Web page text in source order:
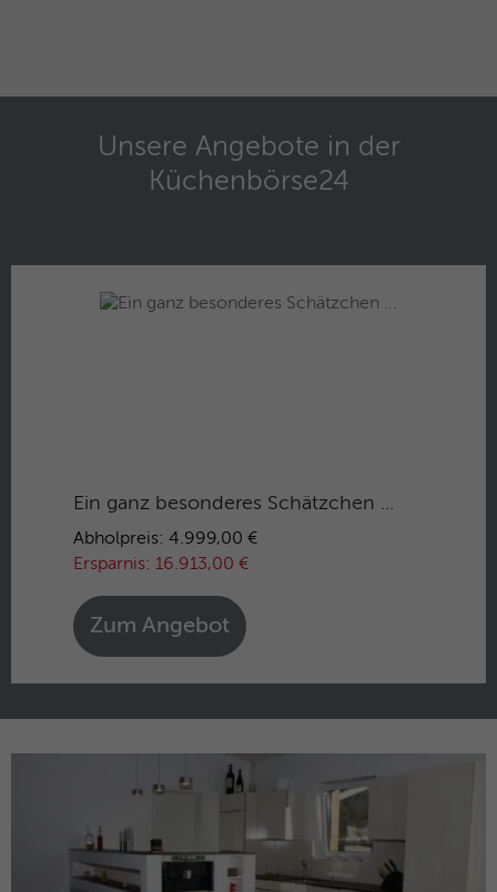
Unsere Angebote in der
Küchenbörse24
Ein ganz besonderes Schätzchen ...
Abholpreis: 4.999,00 €
Ersparnis: 16.913,00 €
Zum Angebot